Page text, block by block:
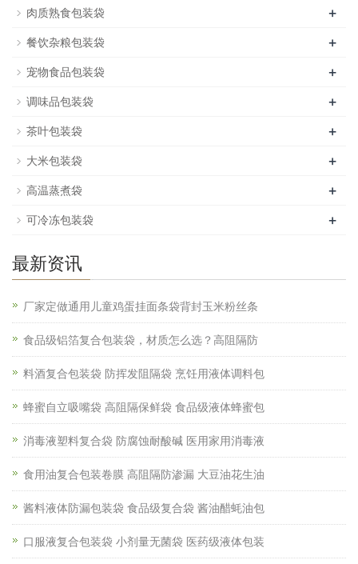
肉质熟食包装袋 +
餐饮杂粮包装袋 +
宠物食品包装袋 +
调味品包装袋 +
茶叶包装袋 +
大米包装袋 +
高温蒸煮袋 +
可冷冻包装袋 +
最新资讯
厂家定做通用儿童鸡蛋挂面条袋背封玉米粉丝条
食品级铝箔复合包装袋，材质怎么选？高阻隔防
料酒复合包装袋 防挥发阻隔袋 烹饪用液体调料包
蜂蜜自立吸嘴袋 高阻隔保鲜袋 食品级液体蜂蜜包
消毒液塑料复合袋 防腐蚀耐酸碱 医用家用消毒液
食用油复合包装卷膜 高阻隔防渗漏 大豆油花生油
酱料液体防漏包装袋 食品级复合袋 酱油醋蚝油包
口服液复合包装袋 小剂量无菌袋 医药级液体包装